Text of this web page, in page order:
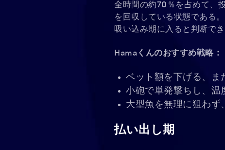
全時間の約70％を占めて、
を回収している状態である
吸い込み期に入ると判断でき
Hamaくんのおすすめ戦略：
ベット額を下げる、ま
小砲で単発撃ちし、温
大型魚を無理に狙わず
払い出し期